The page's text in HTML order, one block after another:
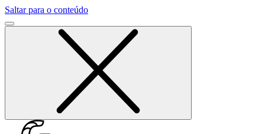
Saltar para o conteúdo